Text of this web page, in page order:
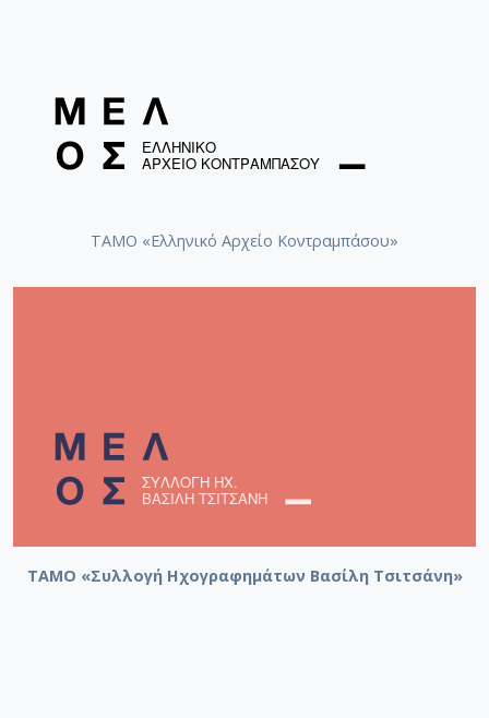
ΤΑΜΟ «Ελληνικό Αρχείο Κοντραμπάσου»
ΤΑΜΟ «Συλλογή Ηχογραφημάτων Βασίλη Τσιτσάνη»